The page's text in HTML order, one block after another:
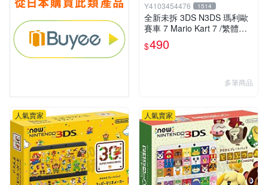
Y4103454476 1514
全新未拆 3DS N3DS 瑪利歐
賽車 7 Mario Kart 7 /繁體中
文版(台灣機專用)
$490
多筆商品
人氣賣家 人氣賣家